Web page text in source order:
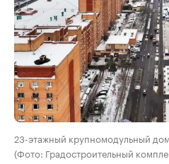
23-этажный крупномодульный
(Фото: Градостроительный